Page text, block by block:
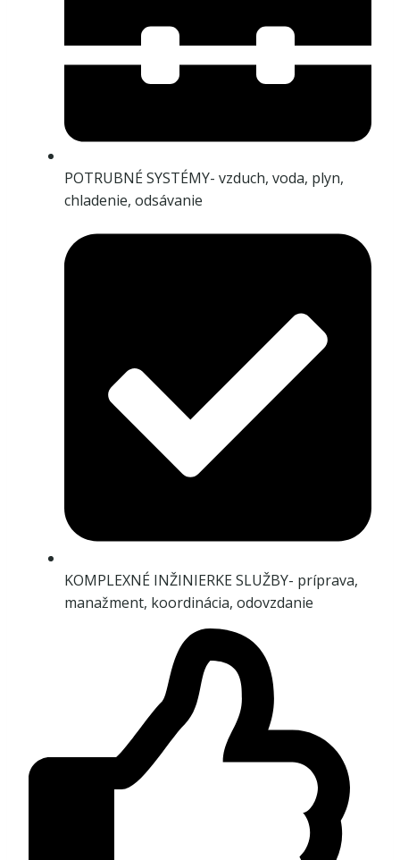
POTRUBNÉ SYSTÉMY- vzduch, voda, plyn,
chladenie, odsávanie
KOMPLEXNÉ INŽINIERKE SLUŽBY- príprava,
manažment, koordinácia, odovzdanie